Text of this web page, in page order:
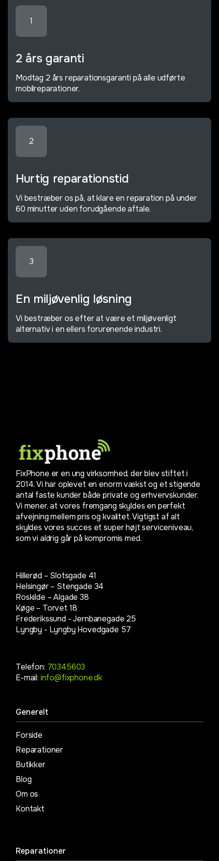
1
2 års garanti
Modtag 2 års reparationsgaranti på alle udførte
mobilreparationer.
2
Hurtig reparationstid
Vi bestræber os på, at klare en reparation på under
60 minutter uden forudgående aftale.
3
En miljøvenlig løsning
Vi bestræber os efter at være et miljøvenligt
alternativ i en ellers forurenende industri.
FixPhone er en ung virksomhed, der blev stiftet i
2014. Vi har oplevet en enorm vækst og et stigende
antal faste kunder både private og erhvervskunder.
Vi mener, at vores fremgang skyldes en perfekt
afvejning mellem pris og kvalitet. Vigtigst af alt
skyldes vores succes et super højt serviceniveau,
som vi aldrig går på kompromis med.
Hillerød – Slotsgade 41
Helsingør – Stengade 34
Roskilde – Algade 38
Køge – Torvet 18
Frederikssund - Jernbanegade 25
Lyngby - Lyngby Hovedgade 57
Telefon: 70345603
E-mail: info@fixphone.dk
Generelt
Forside
Reparationer
Butikker
Blog
Om os
Kontakt
Reparationer